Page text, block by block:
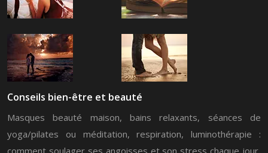
Conseils bien-être et beauté
Masques beauté maison, bains relaxants, séances de
yoga/pilates ou méditation, respiration, luminothérapie :
comment soulager ses angoisses et son stress chaque jour,